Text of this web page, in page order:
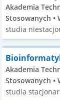
Akademia
Stosowanych •
studia
Akademia
Stosowanych •
studia